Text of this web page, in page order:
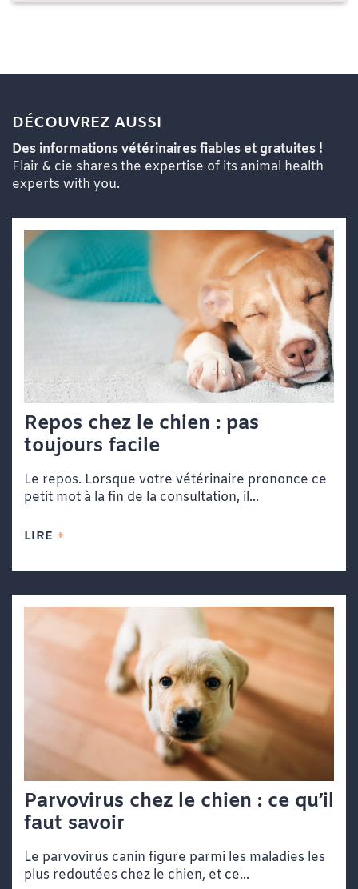
DÉCOUVREZ AUSSI
Des informations vétérinaires fiables et gratuites !
Flair & cie shares the expertise of its animal health
experts with you.
Repos chez le chien : pas
toujours facile
Le repos. Lorsque votre vétérinaire prononce ce
petit mot à la fin de la consultation, il...
LIRE
Parvovirus chez le chien : ce qu’il
faut savoir
Le parvovirus canin figure parmi les maladies les
plus redoutées chez le chien, et ce...